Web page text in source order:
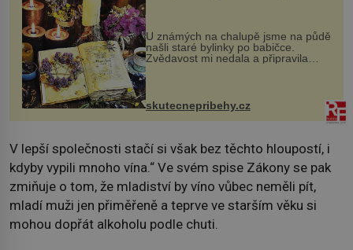
U známých na chalupě jsme na půdě
našli staré bylinky po babičce.
Zvědavost mi nedala a připravila
jsem si z nich lektvar… Zimní pobyt
na chalupě se pro mě vlastní vinou
změnil v děsivý zážitek, na kt...
skutecnepribehy.cz
V lepší společnosti stačí si však bez těchto hloupostí, i
kdyby vypili mnoho vína.“ Ve svém spise Zákony se pak
zmiňuje o tom, že mladiství by víno vůbec neměli pít,
mladí muži jen přiměřeně a teprve ve starším věku si
mohou dopřát alkoholu podle chuti.